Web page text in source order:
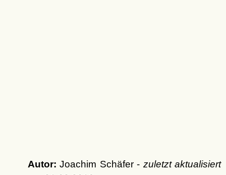
Autor: Joachim Schäfer - zuletzt aktualisiert